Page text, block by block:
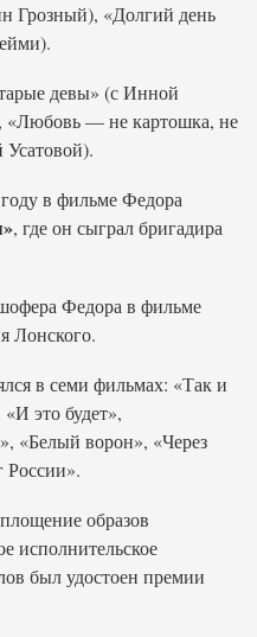
Грозный), «Долгий день
девы» (с Инной
— не картошка, не
в фильме Федора
, где он сыграл бригадира
Федора в фильме
Лонского.
в семи фильмах: «Так и
это будет»,
«Белый ворон», «Через
России».
образов
исполнительское
был удостоен премии